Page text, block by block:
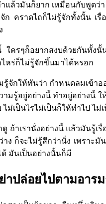
แล้วมันก็ยาก เหมือนกับพูดว่
ก คราดไถก็ไม่รู้จักทั้งนั้น เ
ใครๆก็อยากสงบด้วยกันทั้ง
หร่ก็ไม่รู้จักขึ้นมาได้หรอก
จักให้ทันว่า กำหนดลมเข้า
ามรู้อยู่อย่างนี้ ทำอยู่อย่างนี้
ไม่เป็นไรไม่เป็นก็ให้ทำไป
ถ้าเรานั่งอย่างนี้ แล้วมันรู้เ
ง ก็จะไม่รู้สึกว่านั่ง เพราะ
มันเป็นอย่างนั้นก็มี
าปล่อยไปตามอาร